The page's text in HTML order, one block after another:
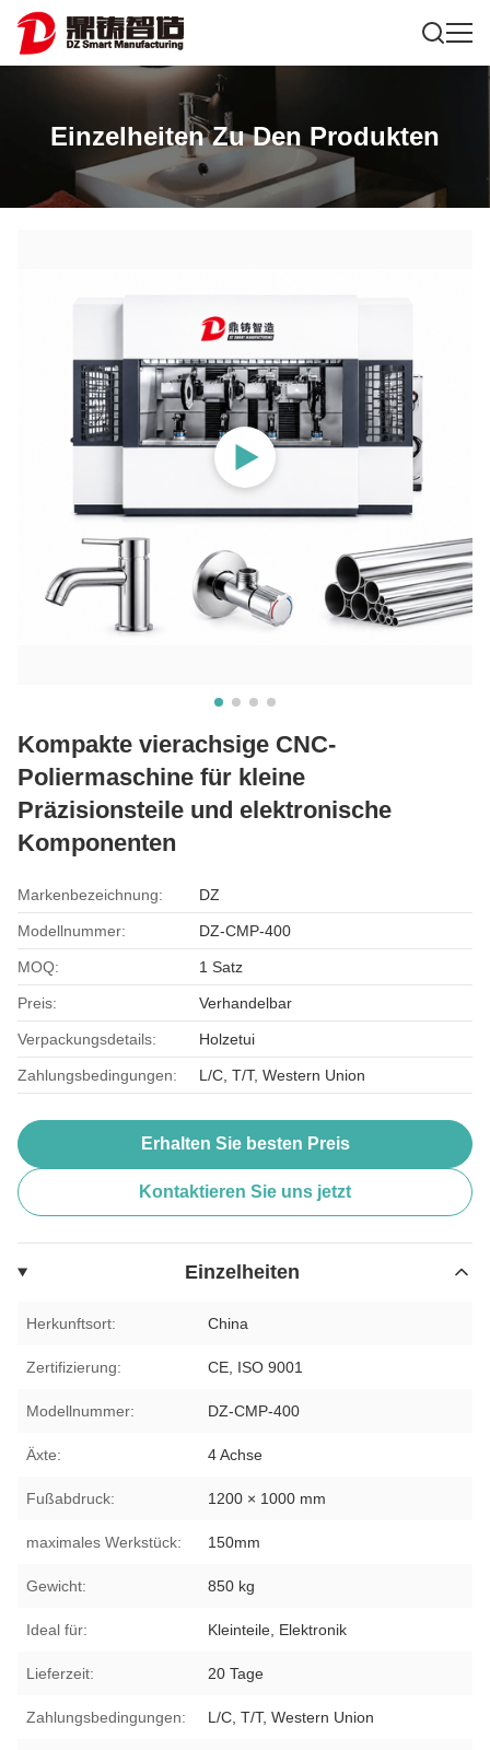
Einzelheiten Zu Den Produkten
Kompakte vierachsige CNC-
Poliermaschine für kleine
Präzisionsteile und elektronische
Komponenten
Markenbezeichnung: DZ
Modellnummer: DZ-CMP-400
MOQ: 1 Satz
Preis: Verhandelbar
Verpackungsdetails: Holzetui
Zahlungsbedingungen: L/C, T/T, Western Union
Erhalten Sie besten Preis
Kontaktieren Sie uns jetzt
Einzelheiten
Herkunftsort: China
Zertifizierung: CE, ISO 9001
Modellnummer: DZ-CMP-400
Äxte: 4 Achse
Fußabdruck: 1200 × 1000 mm
maximales Werkstück: 150mm
Gewicht: 850 kg
Ideal für: Kleinteile, Elektronik
Lieferzeit: 20 Tage
Zahlungsbedingungen: L/C, T/T, Western Union